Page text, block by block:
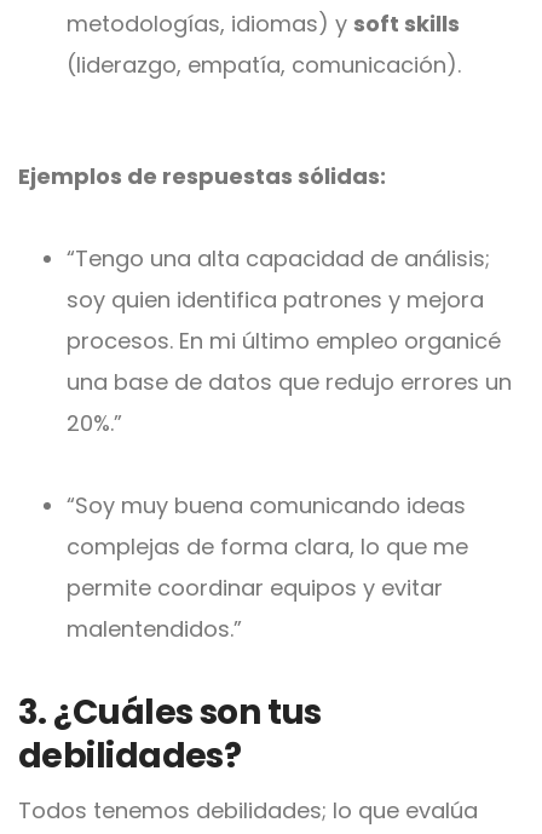
metodologías, idiomas) y soft skills
(liderazgo, empatía, comunicación).
Ejemplos de respuestas sólidas:
“Tengo una alta capacidad de análisis;
soy quien identifica patrones y mejora
procesos. En mi último empleo organicé
una base de datos que redujo errores un
20%.”
“Soy muy buena comunicando ideas
complejas de forma clara, lo que me
permite coordinar equipos y evitar
malentendidos.”
3. ¿Cuáles son tus
debilidades?
Todos tenemos debilidades; lo que evalúa